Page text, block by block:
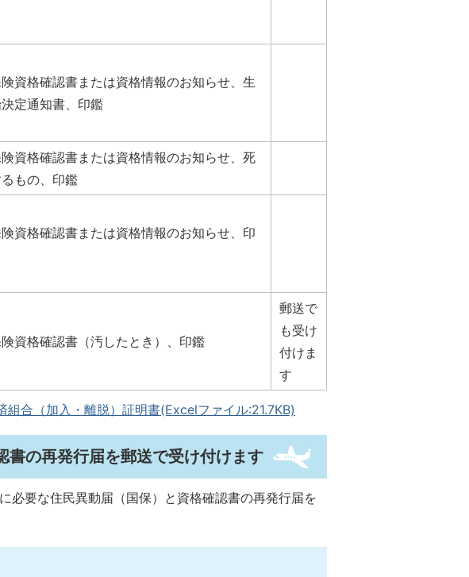
資格確認書または資格情報のお知らせ、生
定通知書、印鑑
資格確認書または資格情報のお知らせ、死
もの、印鑑
資格確認書または資格情報のお知らせ、印
資格確認書（汚したとき）、印鑑
郵送で
も受け
付けま
す
組合（加入・離脱）証明書(Excelファイル:21.7KB)
書の再発行届を郵送で受け付けます
必要な住民異動届（国保）と資格確認書の再発行届を